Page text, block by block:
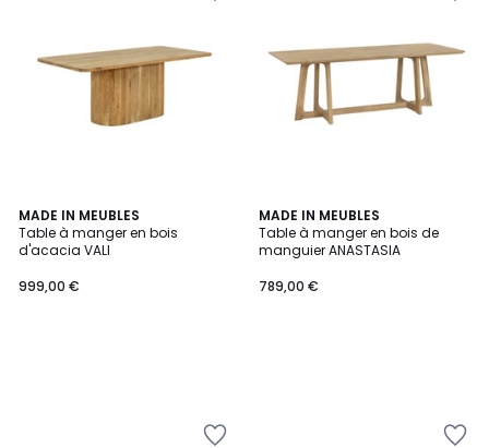
MADE IN MEUBLES
Table à manger en bois
d'acacia VALI
999,00 €
MADE IN MEUBLES
Table à manger en bois de
manguier ANASTASIA
789,00 €